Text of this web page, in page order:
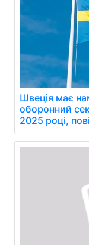
Швеція має
оборонний
2025 році,